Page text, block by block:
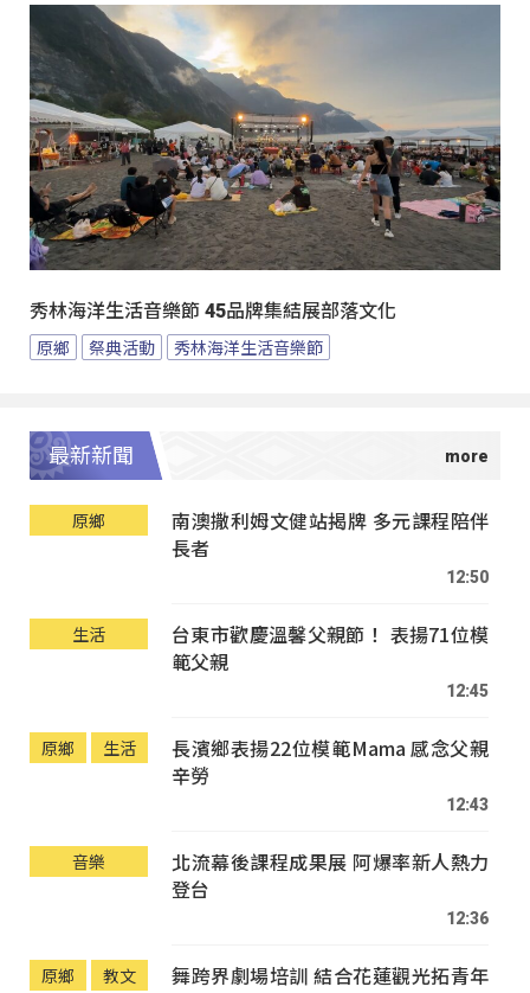
秀林海洋生活音樂節 45品牌集結展部落文化
原鄉 祭典活動 秀林海洋生活音樂節
最新新聞
原鄉
南澳撒利姆文健站揭牌 多元課程陪伴
長者
12:50
生活
台東市歡慶溫馨父親節！ 表揚71位模
範父親
12:45
原鄉 生活
長濱鄉表揚22位模範Mama 感念父親
辛勞
12:43
音樂
北流幕後課程成果展 阿爆率新人熱力
登台
12:36
原鄉 教文
舞跨界劇場培訓 結合花蓮觀光拓青年